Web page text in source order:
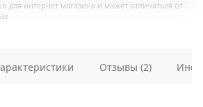
для интернет магазина и может отличаться от
Отзывы (2)